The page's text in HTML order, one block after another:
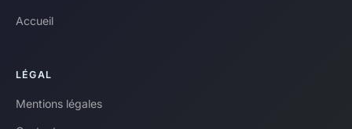
Accueil
LÉGAL
Mentions légales